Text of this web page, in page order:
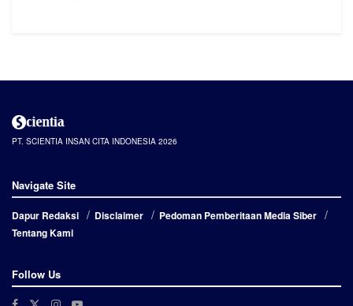
PT. SCIENTIA INSAN CITA INDONESIA 2026
Navigate Site
Dapur Redaksi Disclaimer
Pedoman Pemberitaan Media Siber
Tentang Kami
Follow Us